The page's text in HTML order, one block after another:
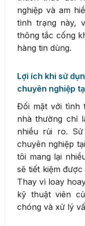
nghiệp và am
tình trạng này,
thông tắc cống
hàng tin dùng.
Lợi ích khi sử
chuyên nghiệp
Đối mặt với tình
nhà thường chỉ
nhiều rủi ro.
chuyên nghiệp
tôi mang lại
sẽ tiết kiệm
Thay vì loay
kỹ thuật viên
chóng và xử lý